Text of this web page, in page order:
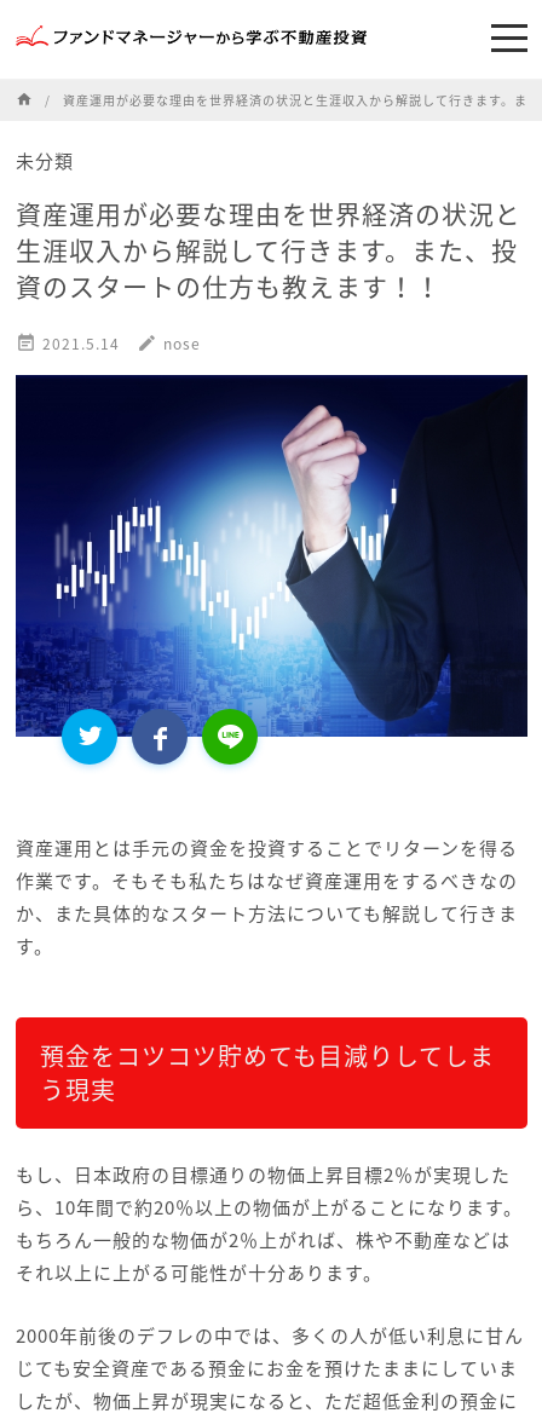
home 資産運用が必要な理由を世界経済の状況と生涯収入から解説して行きます。ま
未分類
資産運用が必要な理由を世界経済の状況と
生涯収入から解説して行きます。また、投
資のスタートの仕方も教えます！！
 2021.5.14 edit nose
資産運用とは手元の資金を投資することでリターンを得る
作業です。そもそも私たちはなぜ資産運用をするべきなの
か、また具体的なスタート方法についても解説して行きま
す。
預金をコツコツ貯めても目減りしてしま
う現実
もし、日本政府の目標通りの物価上昇目標2％が実現した
ら、10年間で約20％以上の物価が上がることになります。
もちろん一般的な物価が2％上がれば、株や不動産などは
それ以上に上がる可能性が十分あります。
2000年前後のデフレの中では、多くの人が低い利息に甘ん
じても安全資産である預金にお金を預けたままにしていま
したが、物価上昇が現実になると、ただ超低金利の預金に